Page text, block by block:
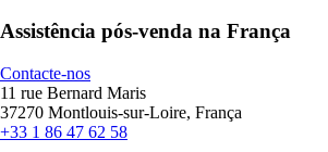
Assistência pós-venda na França
Contacte-nos
11 rue Bernard Maris
37270 Montlouis-sur-Loire, França
+33 1 86 47 62 58